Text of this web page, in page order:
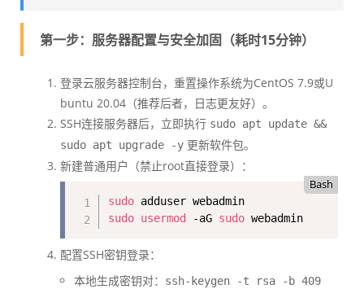
第一步：服务器配置与安全加固（耗时15分钟）
登录云服务器控制台，重置操作系统为CentOS 7.9或U
buntu 20.04（推荐后者，日志更友好）。
SSH连接服务器后，立即执行 sudo apt update &&
sudo apt upgrade -y 更新软件包。
新建普通用户（禁止root直接登录）：
Bash
sudo
sudo usermod -aG sudo webadmin
配置SSH密钥登录：
本地生成密钥对：
ssh-keygen -t rsa -b 409